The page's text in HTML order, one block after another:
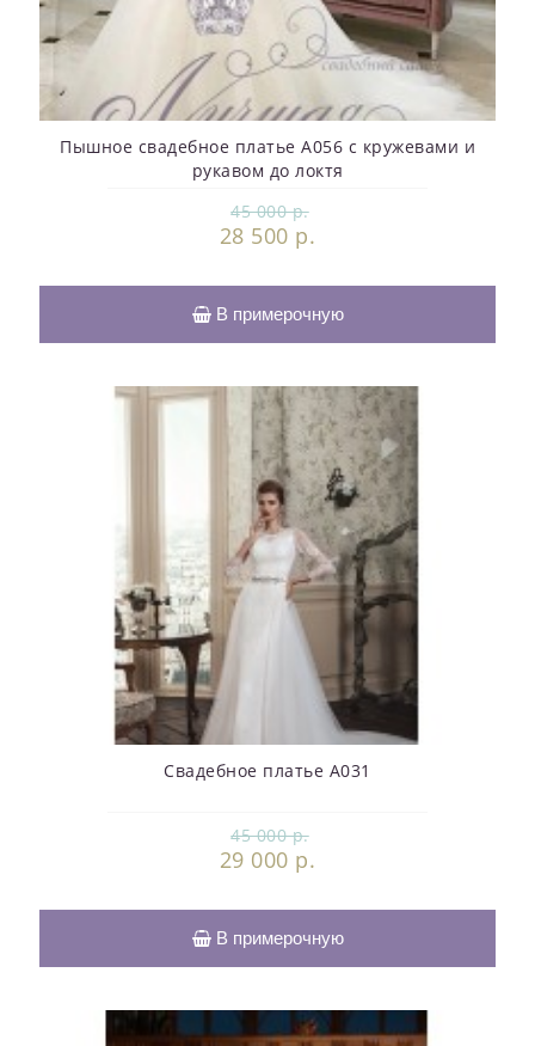
Пышное свадебное платье A056 с кружевами и
рукавом до локтя
45 000 р.
28 500 р.
В примерочную
Свадебное платье А031
45 000 р.
29 000 р.
В примерочную